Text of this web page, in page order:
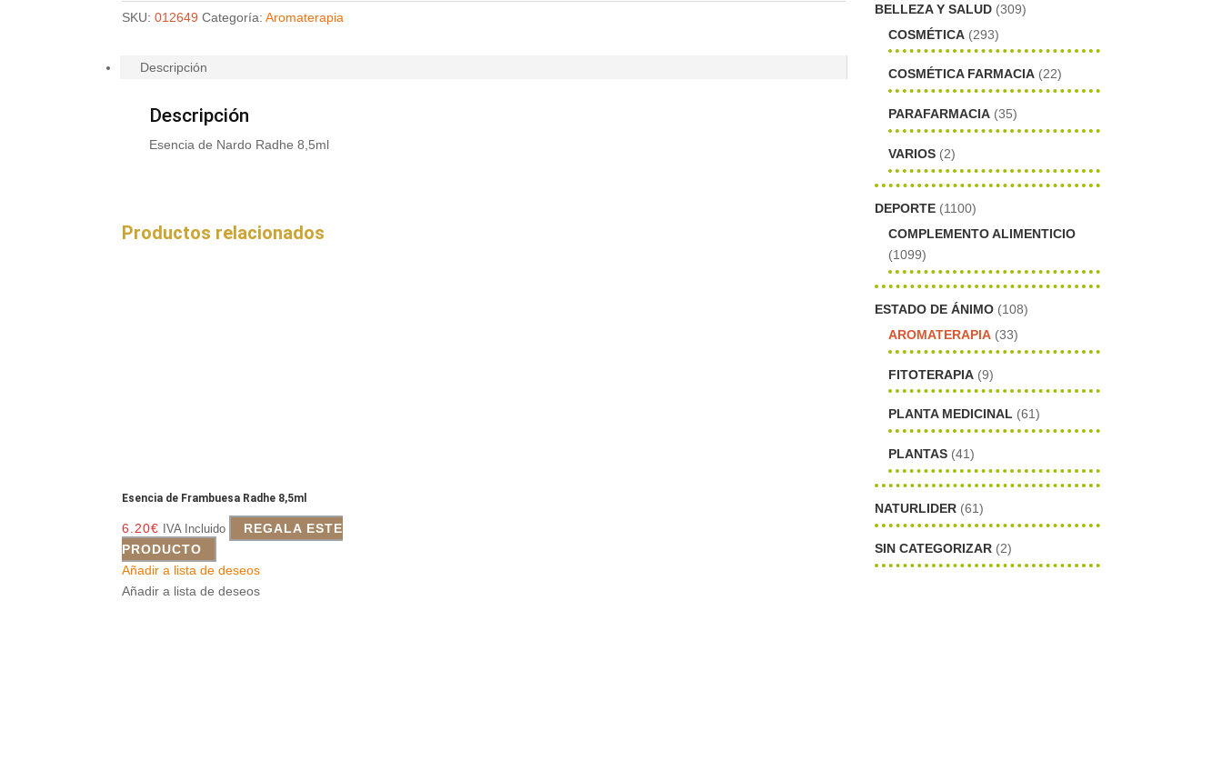
SKU:012649 Categoría:Aromaterapia
Descripción
Descripción
Esencia de Nardo Radhe 8,5ml
Productos relacionados
Esencia de Frambuesa Radhe 8,5ml
6.20€ IVA Incluido
REGALA ESTE
PRODUCTO
Añadir a lista de deseos
Añadir a lista de deseos
BELLEZA Y SALUD (309)
COSMÉTICA (293)
COSMÉTICA FARMACIA (22)
PARAFARMACIA (35)
VARIOS (2)
DEPORTE (1100)
COMPLEMENTO ALIMENTICIO
(1099)
ESTADO DE ÁNIMO (108)
AROMATERAPIA (33)
FITOTERAPIA (9)
PLANTA MEDICINAL (61)
PLANTAS (41)
NATURLIDER (61)
SIN CATEGORIZAR (2)